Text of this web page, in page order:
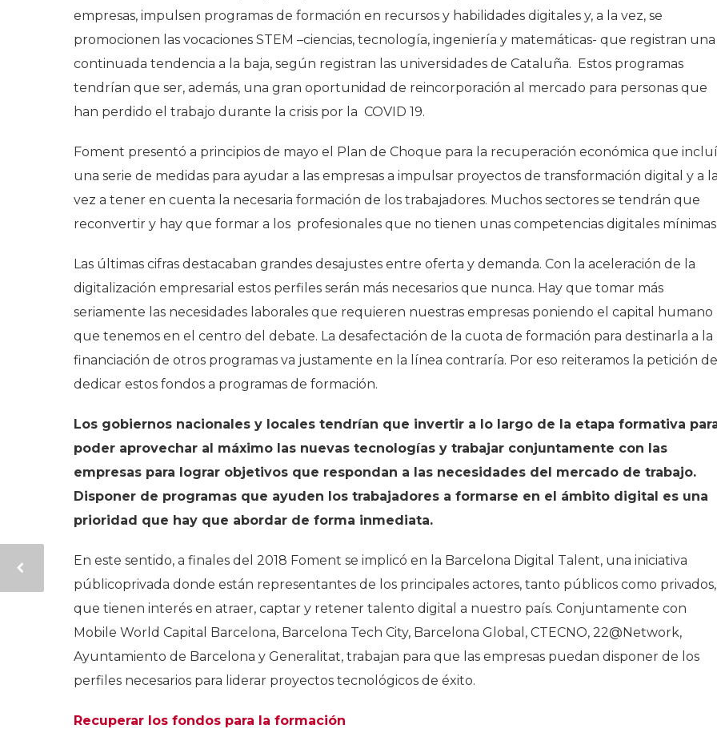
empresas, impulsen programas de formación en recursos y habilidades digitales y, a la vez, se
promocionen las vocaciones STEM –ciencias, tecnología, ingeniería y matemáticas- que registran una
continuada tendencia a la baja, según registran las universidades de Cataluña. Estos programas
tendrían que ser, además, una gran oportunidad de reincorporación al mercado para personas que
han perdido el trabajo durante la crisis por la COVID 19.
Foment presentó a principios de mayo el Plan de Choque para la recuperación económica que
una serie de medidas para ayudar a las empresas a impulsar proyectos de transformación digital y a la
vez a tener en cuenta la necesaria formación de los trabajadores. Muchos sectores se tendrán que
reconvertir y hay que formar a los profesionales que no tienen unas competencias digitales mínimas.
Las últimas cifras destacaban grandes desajustes entre oferta y demanda. Con la aceleración de la
digitalización empresarial estos perfiles serán más necesarios que nunca. Hay que tomar más
seriamente las necesidades laborales que requieren nuestras empresas poniendo el capital humano
que tenemos en el centro del debate. La desafectación de la cuota de formación para destinarla a la
financiación de otros programas va justamente en la línea contraría. Por eso reiteramos la petición de
dedicar estos fondos a programas de formación.
Los gobiernos nacionales y locales tendrían que invertir a lo largo de la etapa formativa
poder aprovechar al máximo las nuevas tecnologías y trabajar conjuntamente con las
empresas para lograr objetivos que respondan a las necesidades del mercado de trabajo.
Disponer de programas que ayuden los trabajadores a formarse en el ámbito digital es una
prioridad que hay que abordar de forma inmediata.
En este sentido, a finales del 2018 Foment se implicó en la Barcelona Digital Talent, una iniciativa
públicoprivada donde están representantes de los principales actores, tanto públicos como privados,
que tienen interés en atraer, captar y retener talento digital a nuestro país. Conjuntamente con
Mobile World Capital Barcelona, Barcelona Tech City, Barcelona Global, CTECNO, 22@Network,
Ayuntamiento de Barcelona y Generalitat, trabajan para que las empresas puedan disponer de los
perfiles necesarios para liderar proyectos tecnológicos de éxito.
Recuperar los fondos para la formación